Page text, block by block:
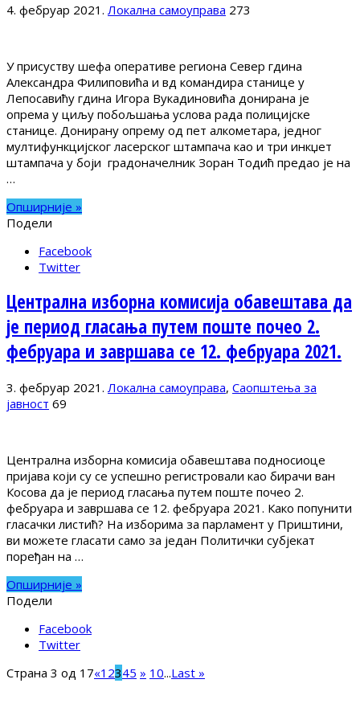
4. фебруар 2021. Локална самоуправа 273
У присуству шефа оперативе региона Север гдина
Александра Филиповића и вд командира станице у
Лепосавићу гдина Игора Вукадиновића донирана је
опрема у циљу побољшања услова рада полицијске
станице. Донирану опрему од пет алкометара, једног
мултифункцијског ласерског штампача као и три инкџет
штампача у боји градоначелник Зоран Тодић предао је на
…
Опширније »
Подели
Facebook
Twitter
Централна изборна комисија обавештава да
је период гласања путем поште почео 2.
фебруара и завршава се 12. фебруара 2021.
3. фебруар 2021. Локална самоуправа, Саопштења за
јавност 69
Централна изборна комисија обавештава подносиоце
пријава који су се успешно регистровали као бирачи ван
Косова да је период гласања путем поште почео 2.
фебруара и завршава се 12. фебруара 2021. Како попунити
гласачки листић? На изборима за парламент у Приштини,
ви можете гласати само за један Политички субјекат
поређан на …
Опширније »
Подели
Facebook
Twitter
Страна 3 од 17«1 2345 » 10...Last »